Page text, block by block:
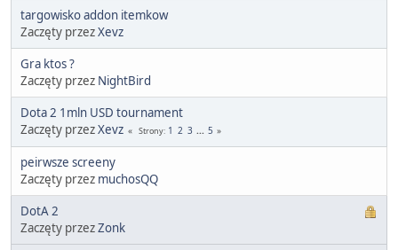
targowisko addon itemkow
Zaczęty przezXevz
Gra ktos ?
Zaczęty przez NightBird
Dota 2 1mln USD tournament
Zaczęty przezXevz Strony 1 2 3 ... 5
peirwsze screeny
Zaczęty przez muchosQQ
DotA 2
Zaczęty przezZonk